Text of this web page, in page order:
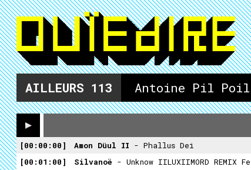
AILLEURS 113 Antoine Pil Poil
00:00:00 Amon Düul II - Phallus Dei
00:01:00
Silvanoë - Unknow IILUXIIMORD REMIX